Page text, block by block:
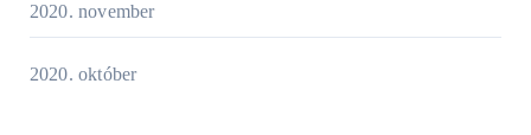
2020. november
2020. október